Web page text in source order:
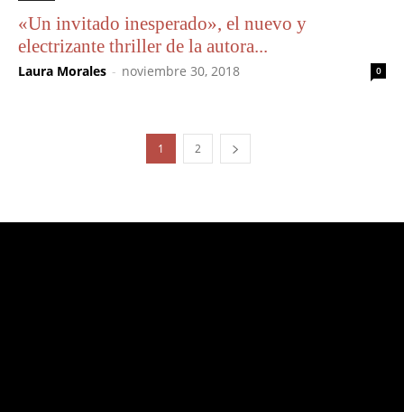
«Un invitado inesperado», el nuevo y
electrizante thriller de la autora...
Laura Morales - noviembre 30, 2018 0
1 2